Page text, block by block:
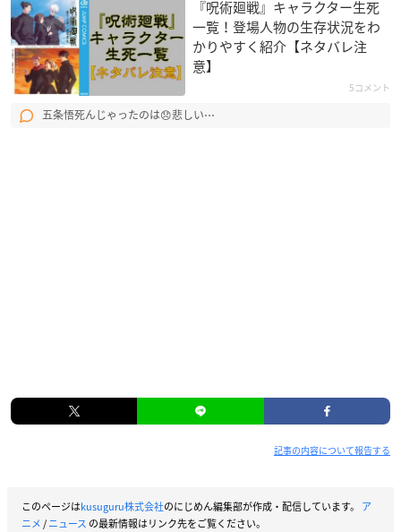
『呪術廻戦』キャラクター生死
一覧！登場人物の生存状況をわ
かりやすく紹介【ネタバレ注
意】
5コメント
五条悟死んじゃったのは😞悲しい⋯
記事の内容について報告する
このページはkusuguru株式会社のにじめん編集部が作成・配信しています。 ア
ニメ/ニュース の最新情報はリンク先をご覧ください。